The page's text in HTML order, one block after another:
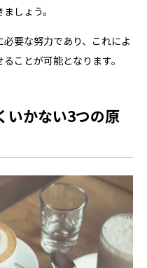
しょう。
要な努力であり、これによ
ことが可能となります。
いかない3つの原